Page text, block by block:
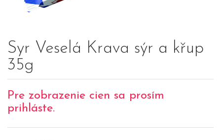
Syr Veselá Krava sýr a křup
35g
Pre zobrazenie cien sa prosím
prihláste.